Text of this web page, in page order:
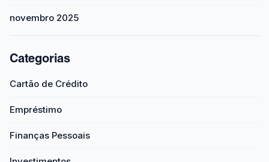
novembro 2025
Categorias
Cartão de Crédito
Empréstimo
Finanças Pessoais